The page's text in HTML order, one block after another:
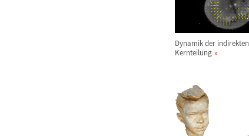
Dynamik der indirekten
Kernteilung